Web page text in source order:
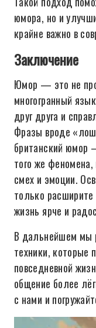
юмора, но и
крайне важно в
Заключение
Юмор — это не
многогранный
друг друга и
Фразы вроде
британский юмор
того же
смех и эмоции.
только
жизнь ярче и
В дальнейшем мы
техники, которые
повседневной
общение более
с нами и